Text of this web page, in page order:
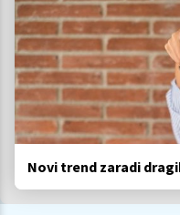
Novi trend zaradi